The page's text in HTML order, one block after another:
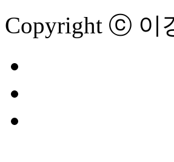
Copyright ⓒ 이